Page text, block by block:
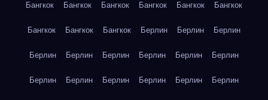
Бангкок Бангкок Бангкок Бангкок Бангкок Бангкок
Бангкок Бангкок Бангкок Берлин Берлин Берлин
Берлин Берлин Берлин Берлин Берлин Берлин
Берлин Берлин Берлин Берлин Берлин Берлин